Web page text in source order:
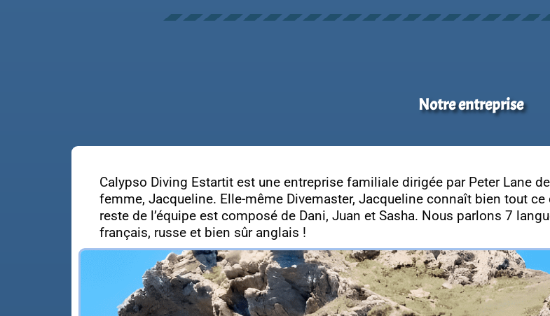
Notre entreprise
Calypso Diving Estartit est une entreprise familiale dirigée par Peter Lane
femme, Jacqueline. Elle-même Divemaster, Jacqueline connaît bien tout
reste de l’équipe est composé de Dani, Juan et Sasha. Nous parlons 7
français, russe et bien sûr anglais !